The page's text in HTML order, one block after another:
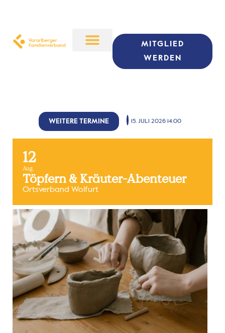
MITGLIED
WERDEN
WEITERE TERMINE 15. JULI 2026 14:00
12
Aug.
Töpfern & Kräuter-Abenteuer
Ortsverband Wolfurt